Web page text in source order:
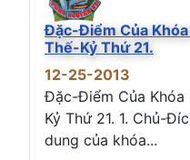
Đặc-Điểm Của
Thế-Kỷ Thứ 21.
12-25-2013
Đặc-Điểm Của Khóa
Kỷ Thứ 21. 1. Chủ-
dung của khóa...